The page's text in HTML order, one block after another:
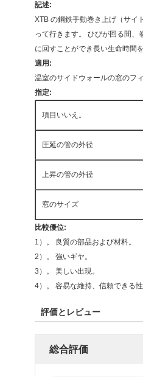
記述:
XTB の鋼鉄手動巻き上げ（サイ
って行きます。 ひびが回る間
に回すことができ長い生命時間
適用:
温室のサイドウォールの窓のフ
指定:
項目いいえ。
圧延の管の外径
上昇の管の外径
窓のサイズ
比較優位:
1）。 良質の部品および材料。
2）。 強いギヤ。
3）。 美しい出現。
4）。 容易な維持、信頼できる
評価とレビュー
総合評価